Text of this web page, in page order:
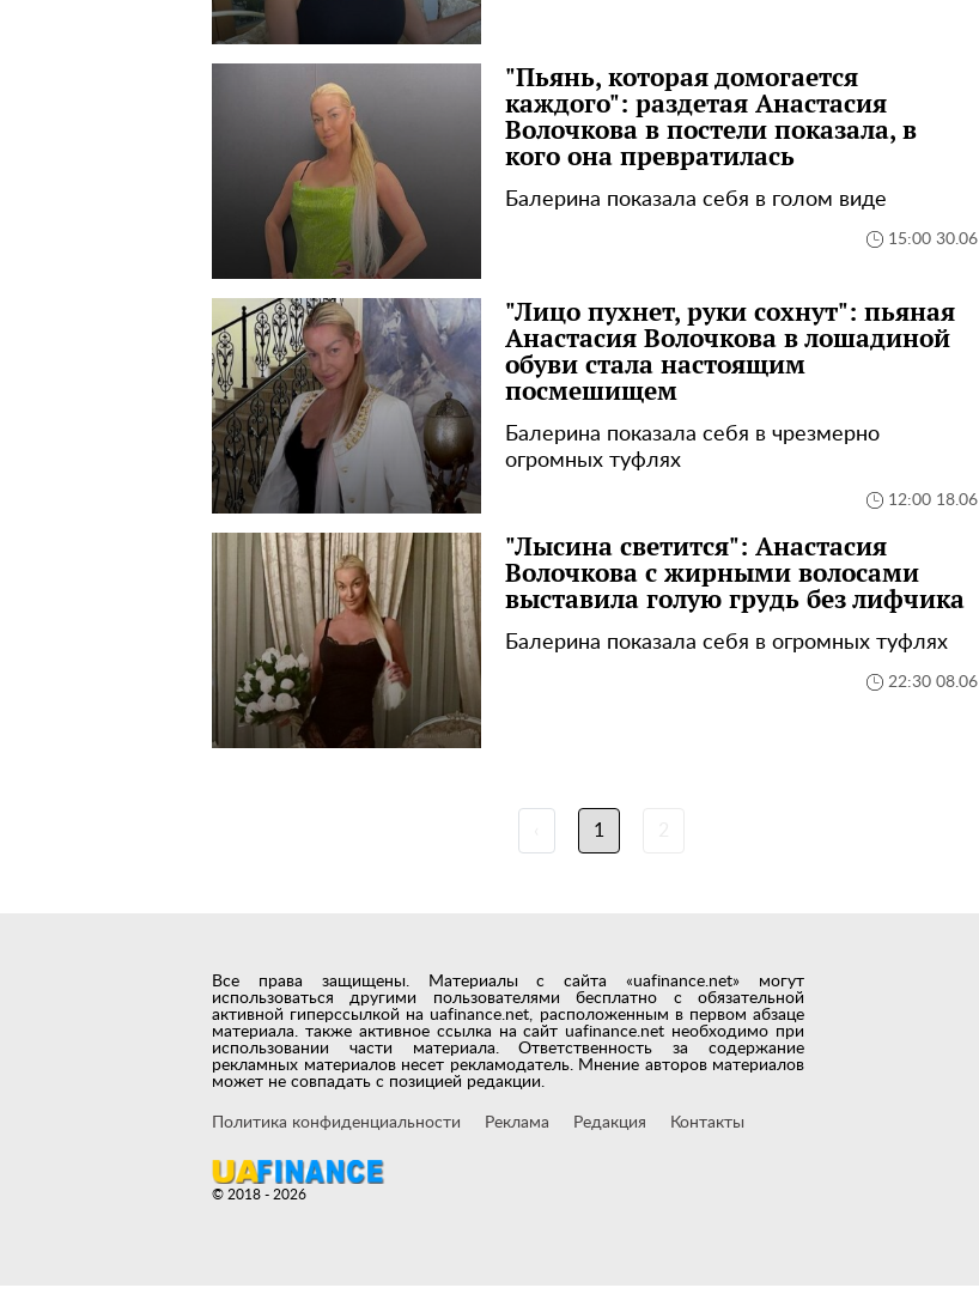
"Пьянь, которая домогается
каждого": раздетая Анастасия
Волочкова в постели показала, в
кого она превратилась
Балерина показала себя в голом виде
15:00 30.06
"Лицо пухнет, руки сохнут": пьяная
Анастасия Волочкова в лошадиной
обуви стала настоящим
посмешищем
Балерина показала себя в чрезмерно
огромных туфлях
12:00 18.06
"Лысина светится": Анастасия
Волочкова с жирными волосами
выставила голую грудь без лифчика
Балерина показала себя в огромных туфлях
22:30 08.06
1
Все права защищены. Материалы с сайта «uafinance.net» могут
использоваться другими пользователями бесплатно с обязательной
активной гиперссылкой на uafinance.net, расположенным в первом абзаце
материала. также активное ссылка на сайт uafinance.net необходимо при
использовании части материала. Ответственность за содержание
рекламных материалов несет рекламодатель. Мнение авторов материалов
может не совпадать с позицией редакции.
Политика конфиденциальности Реклама Редакция Контакты
© 2018 - 2026